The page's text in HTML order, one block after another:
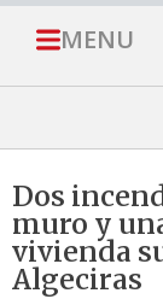
MENU
Dos
muro y
vivienda
Algeciras